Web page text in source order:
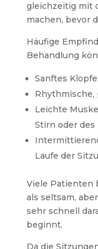
gleichzeitig mit
machen, bevor
Häufige
Behandlung
Sanftes
Rhythmische,
Leichte
Stirn oder des
Laufe der
Viele Patienten
als seltsam,
sehr schnell
beginnt.
Da die